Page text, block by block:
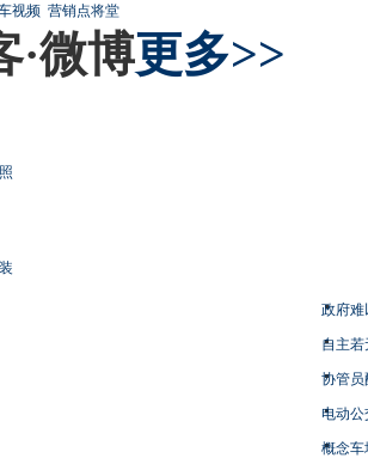
视频 营销点将堂
·微博更多>>
政府难
自主
协管员
电动
概念车